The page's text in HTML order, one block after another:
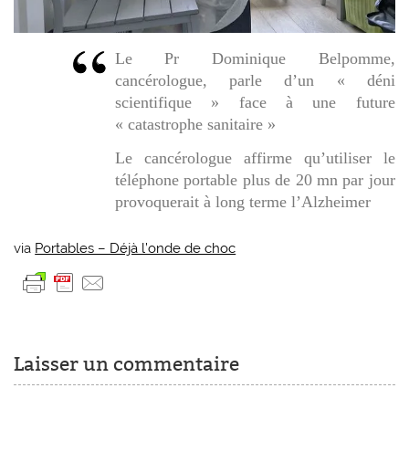
Le Pr Dominique Belpomme,
cancérologue, parle d’un « déni
scientifique » face à une future
« catastrophe sanitaire »
Le cancérologue affirme qu’utiliser le
téléphone portable plus de 20 mn par jour
provoquerait à long terme l’Alzheimer
via Portables – Déjà l’onde de choc
Laisser un commentaire